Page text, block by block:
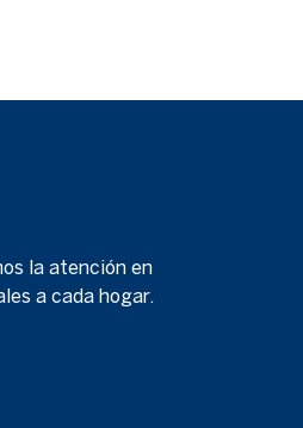
la atención en
a cada hogar.